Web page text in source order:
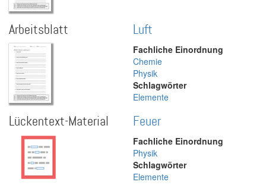
Arbeitsblatt Luft
Fachliche Einordnung
Chemie
Physik
Schlagwörter
Elemente
Lückentext-Material Feuer
Fachliche Einordnung
Physik
Schlagwörter
Elemente